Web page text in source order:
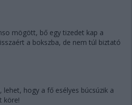
mögött, bő egy tizedet kap a
a bokszba, de nem túl biztató
lehet, hogy a fő esélyes búcsúzik a
köre!